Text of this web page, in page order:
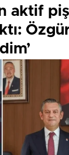
aktif
Özgür